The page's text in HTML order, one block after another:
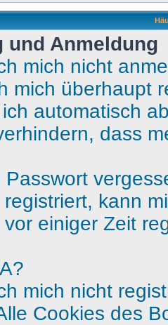
und Anmeldung
mich nicht
mich überhaupt
automatisch
dass
kann
einiger Zeit
mich nicht
Cookies des